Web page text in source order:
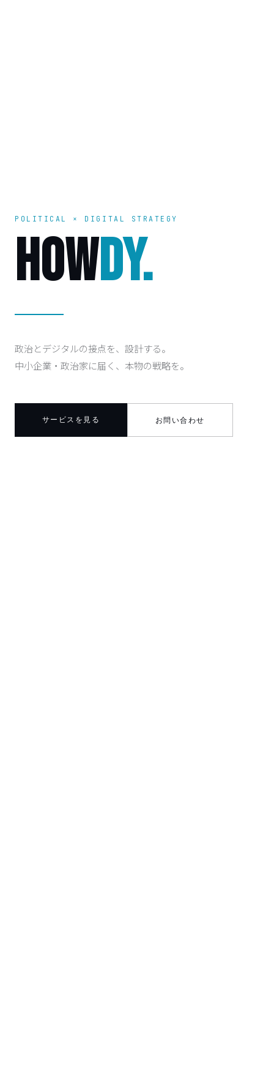
POLITICAL × DIGITAL STRATEGY
HOWDY.
政治とデジタルの接点を、設計する。
中小企業・政治家に届く、本物の戦略を。
サービスを見る お問い合わせ